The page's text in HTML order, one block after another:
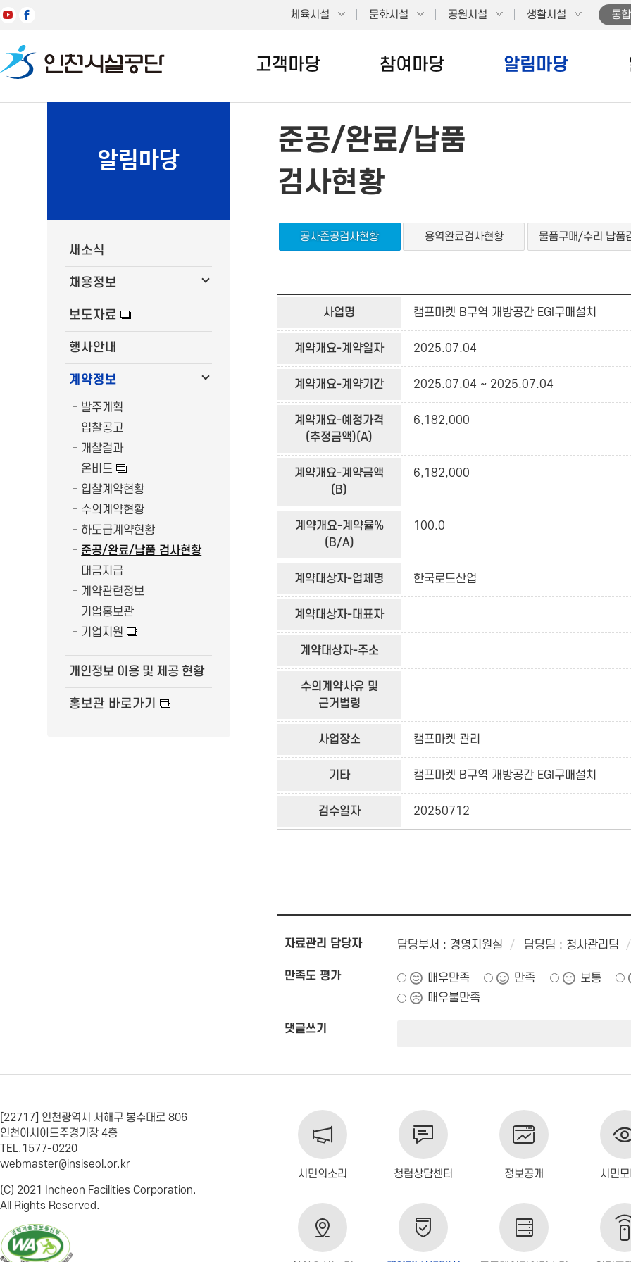
체육시설 문화시설 공원시설 생활시설 통
고객마당 참여마당 알림마당
알림마당
새소식
채용정보
보도자료
행사안내
계약정보
발주계획
입찰공고
개찰결과
온비드
입찰계약현황
수의계약현황
하도급계약현황
준공/완료/납품 검사현황
대금지급
계약관련정보
기업홍보관
기업지원
개인정보 이용 및 제공 현황
홍보관 바로가기
준공/완료/납품
검사현황
공사준공검사현황 용역완료검사현황 물품구매/수리 납품
사업명 캠프마켓 B구역 개방공간 EGI구매설치
계약개요-계약일자 2025.07.04
계약개요-계약기간 2025.07.04 ~ 2025.07.04
계약개요-예정가격
(추정금액)(A)
6,182,000
계약개요-계약금액
(B)
6,182,000
계약개요-계약율%
(B/A)
100.0
계약대상자-업체명 한국로드산업
계약대상자-대표자
계약대상자-주소
수의계약사유 및
근거법령
사업장소 캠프마켓 관리
기타 캠프마켓 B구역 개방공간 EGI구매설치
검수일자 20250712
자료관리 담당자 담당부서 : 경영지원실 담당팀 : 청사관리팀
만족도 평가 매우만족 만족 보통
매우불만족
댓글쓰기
[22717] 인천광역시 서해구 봉수대로 806
인천아시아드주경기장 4층
TEL.1577-0220
webmaster@insiseol.or.kr
(C) 2021 Incheon Facilities Corporation.
All Rights Reserved.
시민의소리 청렴상담센터 정보공개 시민